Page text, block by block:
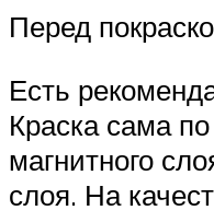
Перед
Есть
Краска сама
магнитного
слоя. На